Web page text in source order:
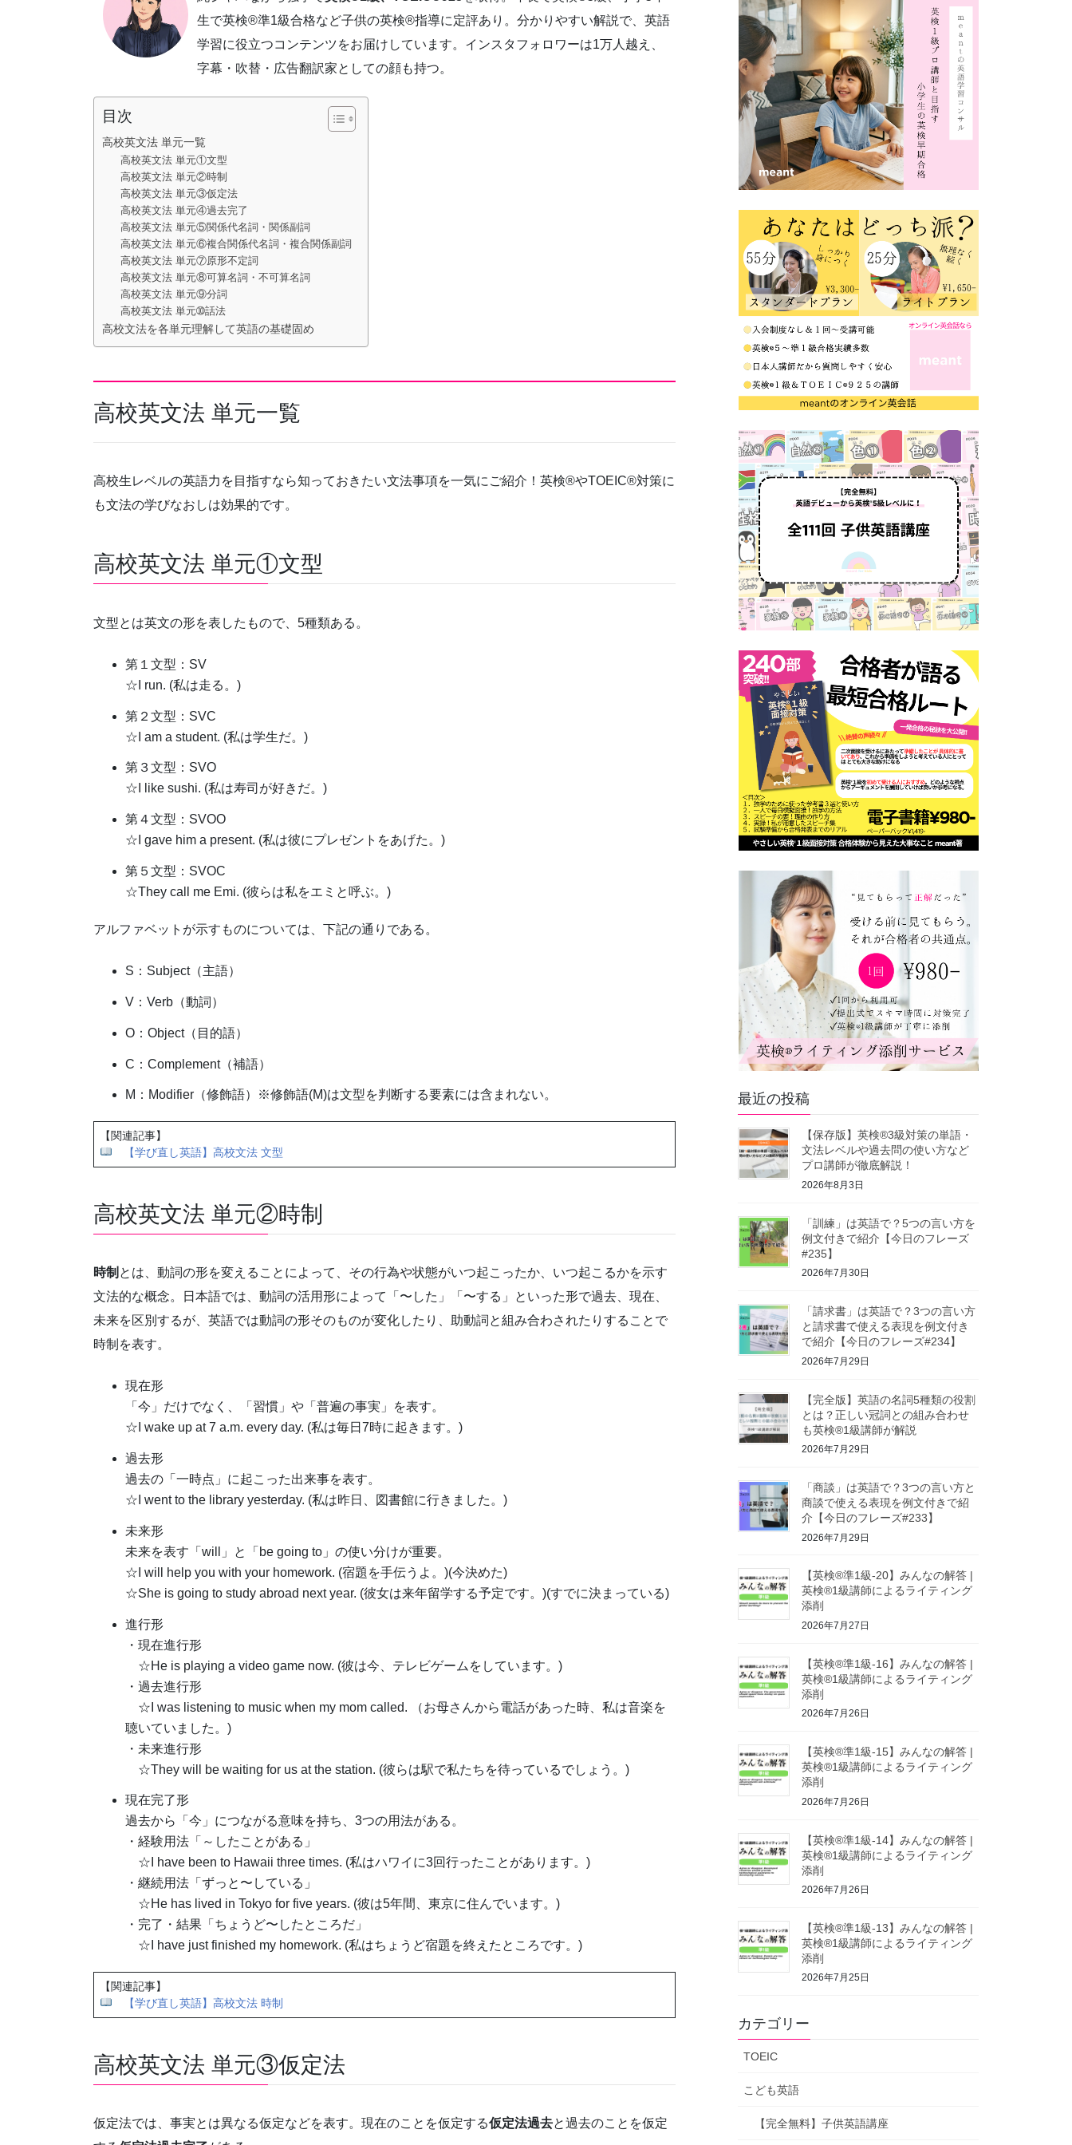
生で英検®準1級合格など子供の英検®指導に定評あり。分かりやすい解説で、英語
学習に役立つコンテンツをお届けしています。インスタフォロワーは1万人越え、
字幕・吹替・広告翻訳家としての顔も持つ。
目次
高校英文法 単元一覧
高校英文法 単元①文型
高校英文法 単元②時制
高校英文法 単元③仮定法
高校英文法 単元④過去完了
高校英文法 単元⑤関係代名詞・関係副詞
高校英文法 単元⑥複合関係代名詞・複合関係副詞
高校英文法 単元⑦原形不定詞
高校英文法 単元⑧可算名詞・不可算名詞
高校英文法 単元⑨分詞
高校英文法 単元➉話法
高校文法を各単元理解して英語の基礎固め
高校英文法 単元一覧
高校生レベルの英語力を目指すなら知っておきたい文法事項を一気にご紹介！英検®やTOEIC®対策に
も文法の学びなおしは効果的です。
高校英文法 単元①文型
文型とは英文の形を表したもので、5種類ある。
第１文型：SV
☆I run. (私は走る。)
第２文型：SVC
☆I am a student. (私は学生だ。)
第３文型：SVO
☆I like sushi. (私は寿司が好きだ。)
第４文型：SVOO
☆I gave him a present. (私は彼にプレゼントをあげた。)
第５文型：SVOC
☆They call me Emi. (彼らは私をエミと呼ぶ。)
アルファベットが示すものについては、下記の通りである。
S：Subject（主語）
V：Verb（動詞）
O：Object（目的語）
C：Complement（補語）
M：Modifier（修飾語）※修飾語(M)は文型を判断する要素には含まれない。
【関連記事】
【学び直し英語】高校文法 文型
高校英文法 単元②時制
時制 とは、動詞の形を変えることによって、その行為や状態がいつ起こったか、いつ起こるかを示す
文法的な概念。日本語では、動詞の活用形によって「〜した」「〜する」といった形で過去、現在、
未来を区別するが、英語では動詞の形そのものが変化したり、助動詞と組み合わされたりすることで
時制を表す。
現在形
「今」だけでなく、「習慣」や「普遍の事実」を表す。
☆I wake up at 7 a.m. every day. (私は毎日7時に起きます。)
過去形
過去の「一時点」に起こった出来事を表す。
☆I went to the library yesterday. (私は昨日、図書館に行きました。)
未来形
未来を表す「will」と「be going to」の使い分けが重要。
☆I will help you with your homework. (宿題を手伝うよ。)(今決めた)
☆She is going to study abroad next year. (彼女は来年留学する予定です。)(すでに決まっている)
進行形
・現在進行形
☆He is playing a video game now. (彼は今、テレビゲームをしています。)
・過去進行形
☆I was listening to music when my mom called. （お母さんから電話があった時、私は音楽を
聴いていました。)
・未来進行形
☆They will be waiting for us at the station. (彼らは駅で私たちを待っているでしょう。)
現在完了形
過去から「今」につながる意味を持ち、3つの用法がある。
・経験用法「～したことがある」
☆I have been to Hawaii three times. (私はハワイに3回行ったことがあります。)
・継続用法「ずっと〜している」
☆He has lived in Tokyo for five years. (彼は5年間、東京に住んでいます。)
・完了・結果「ちょうど〜したところだ」
☆I have just finished my homework. (私はちょうど宿題を終えたところです。)
【関連記事】
【学び直し英語】高校文法 時制
高校英文法 単元③仮定法
仮定法では、事実とは異なる仮定などを表す。現在のことを仮定する仮定法過去と過去のことを仮定
最近の投稿
【保存版】英検®3級対策の単語・
文法レベルや過去問の使い方など
プロ講師が徹底解説！
2026年8月3日
「訓練」は英語で？5つの言い方を
例文付きで紹介【今日のフレーズ
#235】
2026年7月30日
「請求書」は英語で？3つの言い方
と請求書で使える表現を例文付き
で紹介【今日のフレーズ#234】
2026年7月29日
【完全版】英語の名詞5種類の役割
とは？正しい冠詞との組み合わせ
も英検®1級講師が解説
2026年7月29日
「商談」は英語で？3つの言い方と
商談で使える表現を例文付きで紹
介【今日のフレーズ#233】
2026年7月29日
【英検®準1級-20】みんなの解答 |
英検®1級講師によるライティング
添削
2026年7月27日
【英検®準1級-16】みんなの解答 |
英検®1級講師によるライティング
添削
2026年7月26日
【英検®準1級-15】みんなの解答 |
英検®1級講師によるライティング
添削
2026年7月26日
【英検®準1級-14】みんなの解答 |
英検®1級講師によるライティング
添削
2026年7月26日
【英検®準1級-13】みんなの解答 |
英検®1級講師によるライティング
添削
2026年7月25日
カテゴリー
TOEIC
こども英語
【完全無料】子供英語講座